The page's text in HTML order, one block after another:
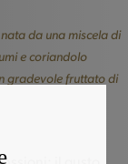
da una miscela di
e coriandolo
gradevole fruttato di